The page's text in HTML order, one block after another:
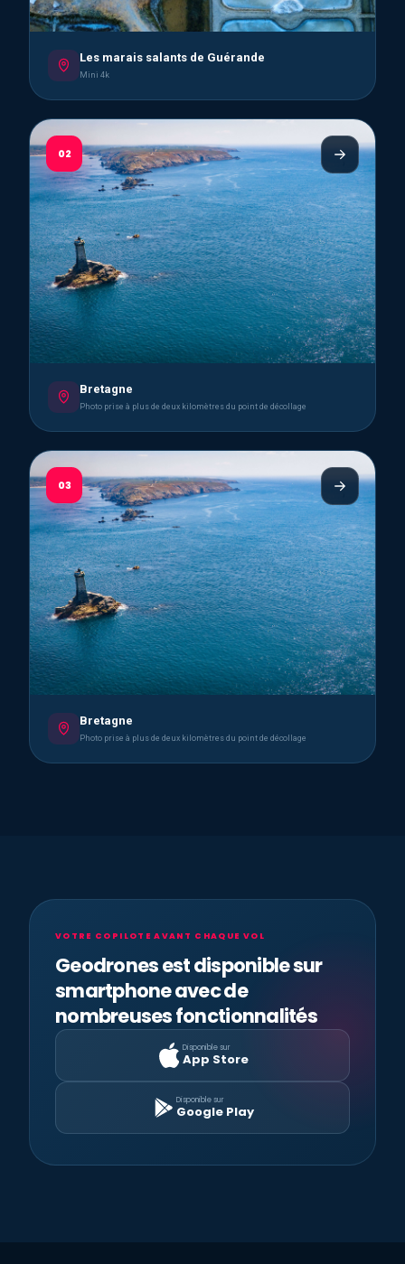
Les marais salants de Guérande
Mini 4k
02
Bretagne
Photo prise à plus de deux kilomètres du point de décollage
03
Bretagne
Photo prise à plus de deux kilomètres du point de décollage
VOTRE COPILOTE AVANT CHAQUE VOL
Geodrones est disponible sur
smartphone avec de
nombreuses fonctionnalités
Disponible sur
App Store
Disponible sur
Google Play